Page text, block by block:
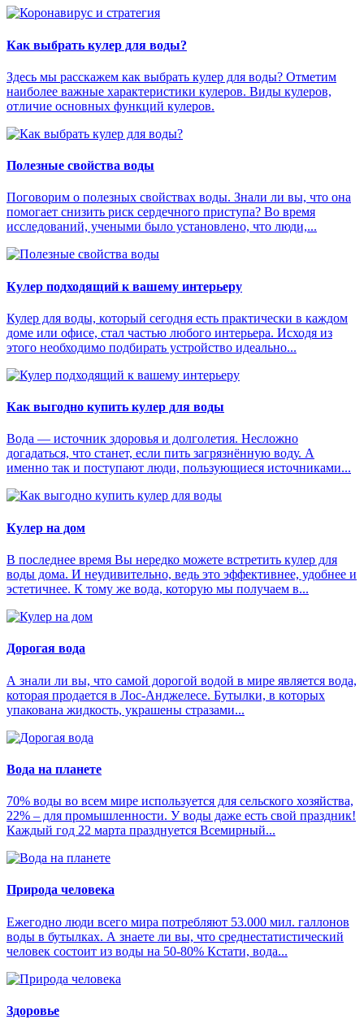
Как выбрать кулер для воды?
Здесь мы расскажем как выбрать кулер для воды? Отметим
наиболее важные характеристики кулеров. Виды кулеров,
отличие основных функций кулеров.
Полезные свойства воды
Поговорим о полезных свойствах воды. Знали ли вы, что она
помогает снизить риск сердечного приступа? Во время
исследований, учеными было установлено, что люди,...
Кулер подходящий к вашему интерьеру
Кулер для воды, который сегодня есть практически в каждом
доме или офисе, стал частью любого интерьера. Исходя из
этого необходимо подбирать устройство идеально...
Как выгодно купить кулер для воды
Вода — источник здоровья и долголетия. Несложно
догадаться, что станет, если пить загрязнённую воду. А
именно так и поступают люди, пользующиеся источниками...
Кулер на дом
В последнее время Вы нередко можете встретить кулер для
воды дома. И неудивительно, ведь это эффективнее, удобнее и
эстетичнее. К тому же вода, которую мы получаем в...
Дорогая вода
А знали ли вы, что самой дорогой водой в мире является вода,
которая продается в Лос-Анджелесе. Бутылки, в которых
упакована жидкость, украшены стразами...
Вода на планете
70% воды во всем мире используется для сельского хозяйства,
22% – для промышленности. У воды даже есть свой праздник!
Каждый год 22 марта празднуется Всемирный...
Природа человека
Ежегодно люди всего мира потребляют 53.000 мил. галлонов
воды в бутылках. А знаете ли вы, что среднестатистический
человек состоит из воды на 50-80% Кстати, вода...
Здоровье